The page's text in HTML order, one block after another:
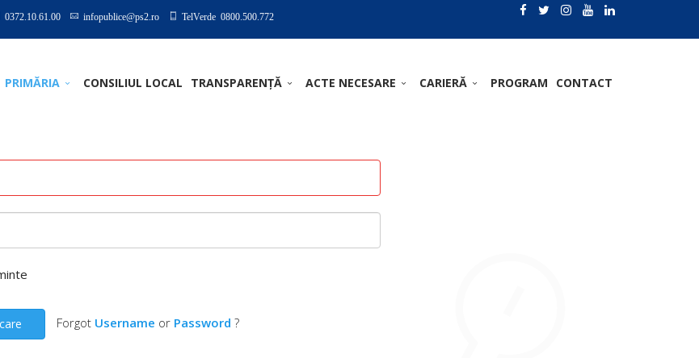
0372.10.61.00 infopublice@ps2.ro TelVerde 0800.500.772
PRIMĂRIA CONSILIUL LOCAL TRANSPARENȚĂ ACTE NECESARE CARIERĂ PROGRAM CONTACT
Forgot Username or Password ?